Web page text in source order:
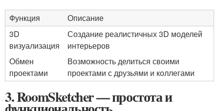
Функция
Описание
3D
визуализация
Создание реалистичных 3D моделей
интерьеров
Обмен
проектами
Возможность делиться своими
проектами с друзьями и коллегами
3. RoomSketcher — простота и